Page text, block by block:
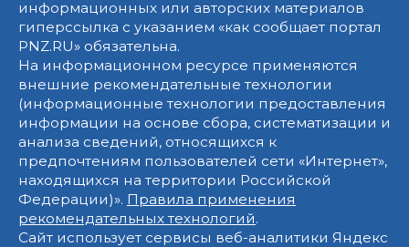
информационных или авторских материалов
гиперссылка с указанием «как сообщает портал
PNZ.RU» обязательна.
На информационном ресурсе применяются
внешние рекомендательные технологии
(информационные технологии предоставления
информации на основе сбора, систематизации и
анализа сведений, относящихся к
предпочтениям пользователей сети «Интернет»,
находящихся на территории Российской
Федерации)». Правила применения
рекомендательных технологий.
Сайт использует сервисы веб-аналитики Яндекс